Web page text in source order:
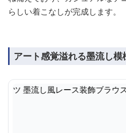
らしい着こなしが完成します。
アート感覚溢れる墨流し